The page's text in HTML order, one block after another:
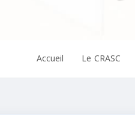
Accueil Le CRASC